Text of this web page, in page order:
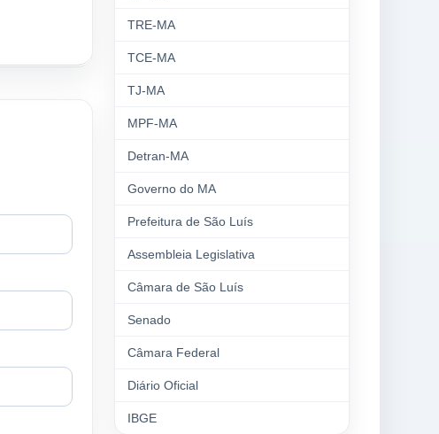
TRE-MA
TCE-MA
TJ-MA
MPF-MA
Detran-MA
Governo do MA
Prefeitura de São Luís
Assembleia Legislativa
Câmara de São Luís
Senado
Câmara Federal
Diário Oficial
IBGE